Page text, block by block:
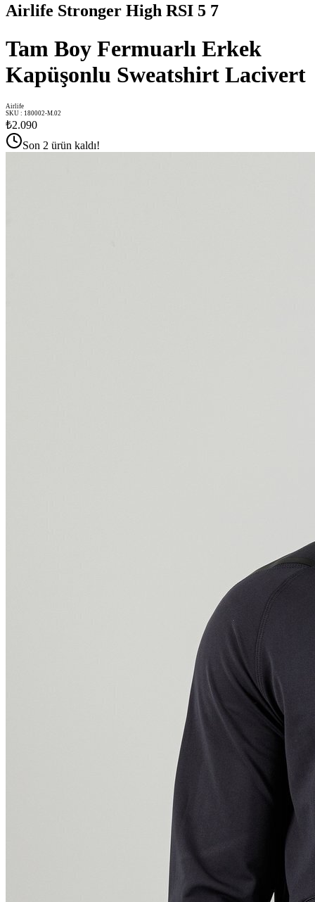
Airlife Stronger High RSI 5 7
Tam Boy Fermuarlı Erkek
Kapüşonlu Sweatshirt Lacivert
Airlife
SKU : 180002-M.02
₺2.090
Son 2 ürün kaldı!